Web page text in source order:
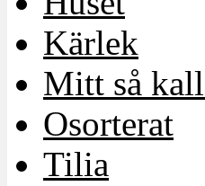
Kärlek
Mitt så
Osorterat
Tilia